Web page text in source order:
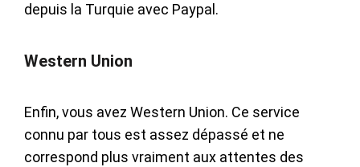
depuis la Turquie avec Paypal.
Western Union
Enfin, vous avez Western Union. Ce service
connu par tous est assez dépassé et ne
correspond plus vraiment aux attentes des